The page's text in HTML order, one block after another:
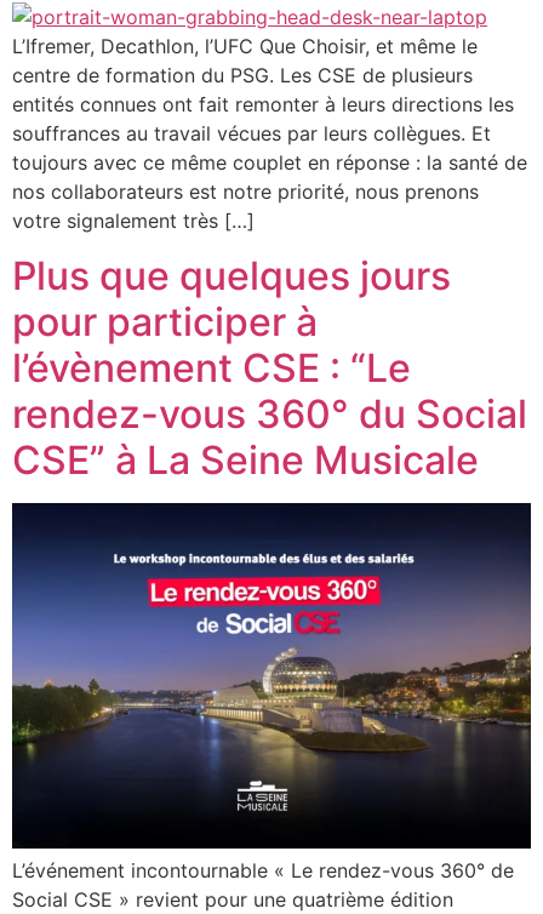
L’Ifremer, Decathlon, l’UFC Que Choisir, et même le
centre de formation du PSG. Les CSE de plusieurs
entités connues ont fait remonter à leurs directions les
souffrances au travail vécues par leurs collègues. Et
toujours avec ce même couplet en réponse : la santé de
nos collaborateurs est notre priorité, nous prenons
votre signalement très […]
Plus que quelques jours
pour participer à
l’évènement CSE : “Le
rendez-vous 360° du Social
CSE” à La Seine Musicale
L’événement incontournable « Le rendez-vous 360° de
Social CSE » revient pour une quatrième édition